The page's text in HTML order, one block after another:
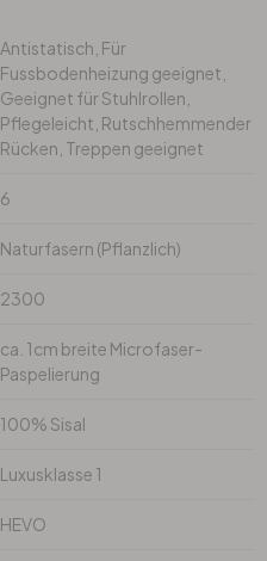
Antistatisch, Für
Fussbodenheizung geeignet,
Geeignet für Stuhlrollen,
Pflegeleicht, Rutschhemmender
Rücken, Treppen geeignet
6
Naturfasern (Pflanzlich)
2300
ca. 1cm breite Microfaser-
Paspelierung
100% Sisal
Luxusklasse 1
HEVO